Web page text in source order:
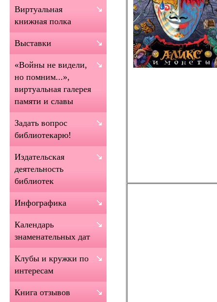
Виртуальная
книжная полка
Выставки
«Войны не видели,
но помним...»,
виртуальная галерея
памяти и славы
Задать вопрос
библиотекарю!
Издательская
деятельность
библиотек
Инфографика
Календарь
знаменательных дат
Клубы и кружки по
интересам
Книга отзывов